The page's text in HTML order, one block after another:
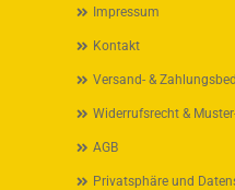
Impressum
Kontakt
Versand- &
Widerrufsrecht &
AGB
Privatsphäre und